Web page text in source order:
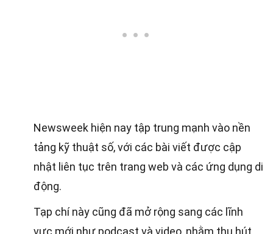
Newsweek hiện nay tập trung mạnh vào nền
tảng kỹ thuật số, với các bài viết được cập
nhật liên tục trên trang web và các ứng dụng di
động.
Tạp chí này cũng đã mở rộng sang các lĩnh
vực mới như podcast và video, nhằm thu hút